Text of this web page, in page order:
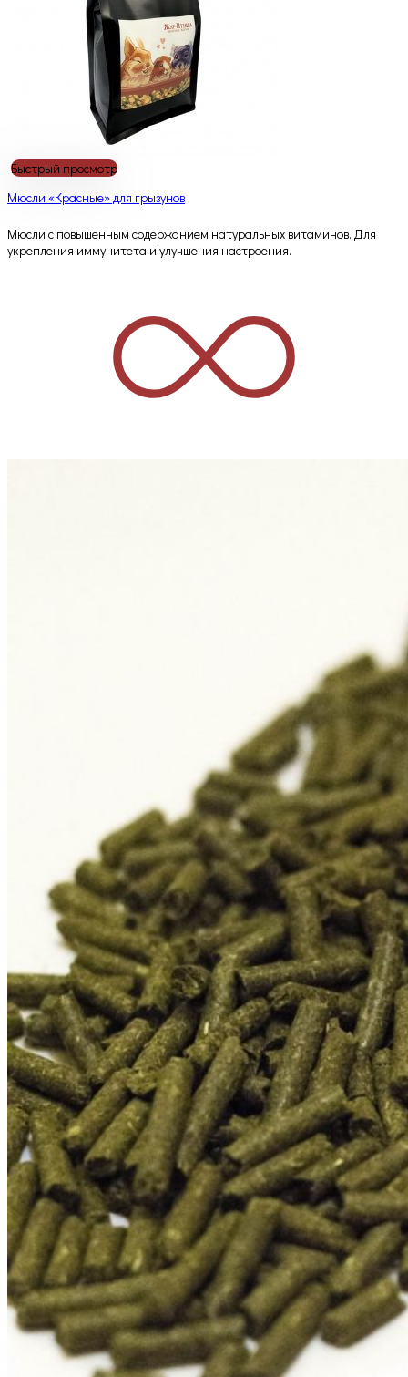
Быстрый просмотр
Мюсли «Красные» для грызунов
Мюсли с повышенным содержанием натуральных витаминов. Для
укрепления иммунитета и улучшения настроения.